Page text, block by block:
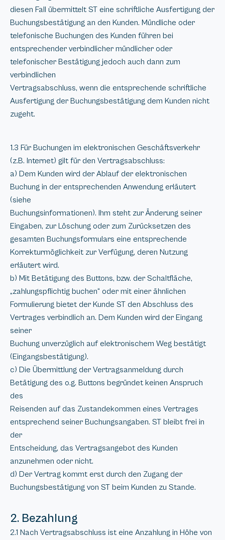
diesen Fall übermittelt ST eine schriftliche Ausfertigung der
Buchungsbestätigung an den Kunden. Mündliche oder
telefonische Buchungen des Kunden führen bei
entsprechender verbindlicher mündlicher oder
telefonischer Bestätigung jedoch auch dann zum
verbindlichen
Vertragsabschluss, wenn die entsprechende schriftliche
Ausfertigung der Buchungsbestätigung dem Kunden nicht
zugeht.
1.3 Für Buchungen im elektronischen Geschäftsverkehr
(z.B. Internet) gilt für den Vertragsabschluss:
a) Dem Kunden wird der Ablauf der elektronischen
Buchung in der entsprechenden Anwendung erläutert
(siehe
Buchungsinformationen). Ihm steht zur Änderung seiner
Eingaben, zur Löschung oder zum Zurücksetzen des
gesamten Buchungsformulars eine entsprechende
Korrekturmöglichkeit zur Verfügung, deren Nutzung
erläutert wird.
b) Mit Betätigung des Buttons, bzw. der Schaltfläche,
„zahlungspflichtig buchen“ oder mit einer ähnlichen
Formulierung bietet der Kunde ST den Abschluss des
Vertrages verbindlich an. Dem Kunden wird der Eingang
seiner
Buchung unverzüglich auf elektronischem Weg bestätigt
(Eingangsbestätigung).
c) Die Übermittlung der Vertragsanmeldung durch
Betätigung des o.g. Buttons begründet keinen Anspruch
des
Reisenden auf das Zustandekommen eines Vertrages
entsprechend seiner Buchungsangaben. ST bleibt frei in
der
Entscheidung, das Vertragsangebot des Kunden
anzunehmen oder nicht.
d) Der Vertrag kommt erst durch den Zugang der
Buchungsbestätigung von ST beim Kunden zu Stande.
2. Bezahlung
2.1 Nach Vertragsabschluss ist eine Anzahlung in Höhe von